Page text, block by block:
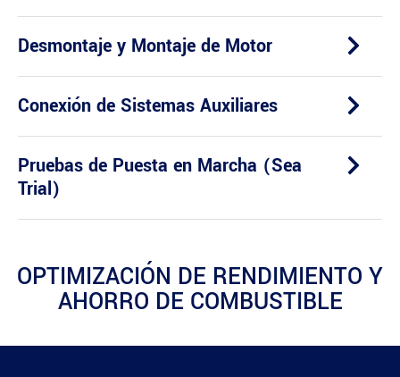
Desmontaje y Montaje de Motor
Conexión de Sistemas Auxiliares
Pruebas de Puesta en Marcha (Sea
Trial)
OPTIMIZACIÓN DE RENDIMIENTO Y
AHORRO DE COMBUSTIBLE